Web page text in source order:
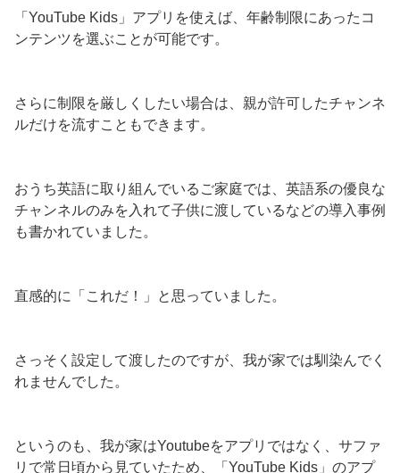
「YouTube Kids」アプリを使えば、年齢制限にあったコ
ンテンツを選ぶことが可能です。
さらに制限を厳しくしたい場合は、親が許可したチャンネ
ルだけを流すこともできます。
おうち英語に取り組んでいるご家庭では、英語系の優良な
チャンネルのみを入れて子供に渡しているなどの導入事例
も書かれていました。
直感的に「これだ！」と思っていました。
さっそく設定して渡したのですが、我が家では馴染んでく
れませんでした。
というのも、我が家はYoutubeをアプリではなく、サファ
リで常日頃から見ていたため、「YouTube Kids」のアプ